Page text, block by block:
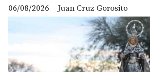
Juan Cruz Gorosito
06/08/2026